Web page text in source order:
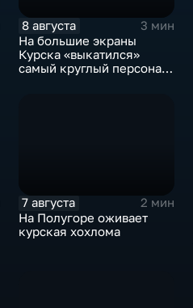
8 августа
3 мин
На большие экраны
Курска «выкатился»
самый круглый персонаж
7 августа
2 мин
На Полугоре оживает
курская хохлома